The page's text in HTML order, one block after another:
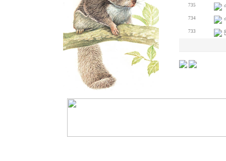
735
734
733